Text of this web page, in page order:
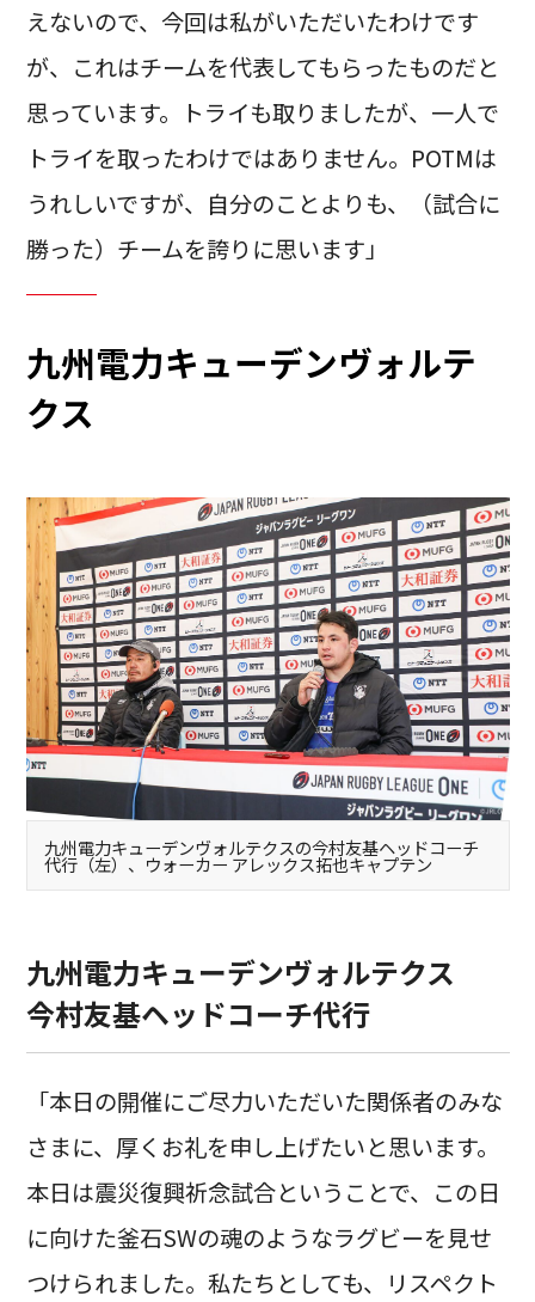
えないので、今回は私がいただいたわけです
が、これはチームを代表してもらったものだと
思っています。トライも取りましたが、一人で
トライを取ったわけではありません。POTMは
うれしいですが、自分のことよりも、（試合に
勝った）チームを誇りに思います」
九州電力キューデンヴォルテ
クス
九州電力キューデンヴォルテクスの今村友基ヘッドコーチ
代行（左）、ウォーカー アレックス拓也キャプテン
九州電力キューデンヴォルテクス
今村友基ヘッドコーチ代行
「本日の開催にご尽力いただいた関係者のみな
さまに、厚くお礼を申し上げたいと思います。
本日は震災復興祈念試合ということで、この日
に向けた釜石SWの魂のようなラグビーを見せ
つけられました。私たちとしても、リスペクト